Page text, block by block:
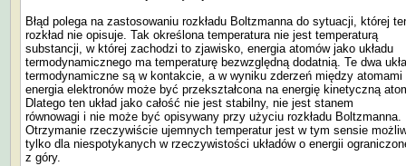
Błąd polega na zastosowaniu rozkładu Boltzmanna do sytuacji, której
rozkład nie opisuje. Tak określona temperatura nie jest temperaturą
substancji, w której zachodzi to zjawisko, energia atomów jako układu
termodynamicznego ma temperaturę bezwzględną dodatnią. Te dwa
termodynamiczne są w kontakcie, a w wyniku zderzeń między atomami
energia elektronów może być przekształcona na energię kinetyczną
Dlatego ten układ jako całość nie jest stabilny, nie jest stanem
równowagi i nie może być opisywany przy użyciu rozkładu Boltzmanna.
Otrzymanie rzeczywiście ujemnych temperatur jest w tym sensie
tylko dla niespotykanych w rzeczywistości układów o energii
z góry.